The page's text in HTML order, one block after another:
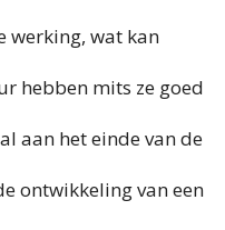
werking, wat kan
hebben mits ze goed
aan het einde van de
ontwikkeling van een